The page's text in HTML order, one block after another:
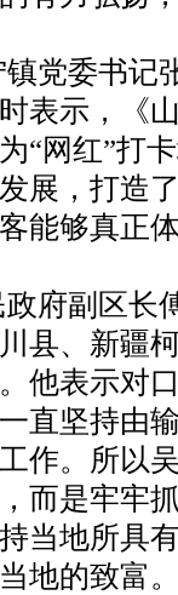
党委书记
表示，《
“网红”打
展，打造
能够真正
府副区长
县、新疆
他表示对
直坚持由
作。所以
而是牢牢
当地所具
地的致富